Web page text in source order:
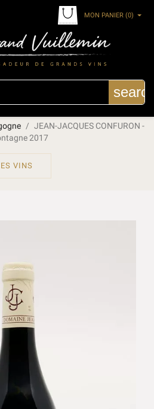
MON PANIER (0)
JEAN-JACQUES CONFURON -
2017
VINS